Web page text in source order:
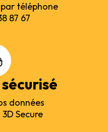
téléphone
87 67
données
Secure